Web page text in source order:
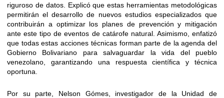
riguroso de datos. Explicó que estas herramientas metodológicas
permitirán el desarrollo de nuevos estudios especializados que
contribuirán a optimizar los planes de prevención y mitigación
ante este tipo de eventos de catárofe natural. Asimismo, enfatizó
que todas estas acciones técnicas forman parte de la agenda del
Gobierno Bolivariano para salvaguardar la vida del pueblo
venezolano, garantizando una respuesta científica y técnica
oportuna.
Por su parte, Nelson Gómes, investigador de la Unidad de